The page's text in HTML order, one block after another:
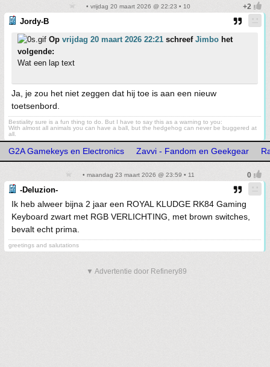
• vrijdag 20 maart 2026 @ 22:23 • 10
Jordy-B
Op vrijdag 20 maart 2026 22:21 schreef Jimbo het
volgende:
Wat een lap text
Ja, je zou het niet zeggen dat hij toe is aan een nieuw
toetsenbord.
Bestiality sure is a fun thing to do. But I have to say this as a warning to you:
With almost all animals you can have a ball, but the hedgehog can never be buggered at
all.
G2A Gamekeys en Electronics Zavvi - Fandom en Geekgear
• maandag 23 maart 2026 @ 23:59 • 11
-Deluzion-
Ik heb alweer bijna 2 jaar een ROYAL KLUDGE RK84 Gaming
Keyboard zwart met RGB VERLICHTING, met brown switches,
bevalt echt prima.
greetings and salutations
▼ Advertentie door Refinery89